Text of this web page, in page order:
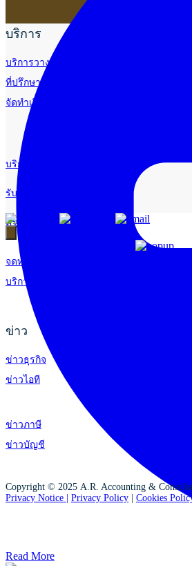
Read More
บริการ
บริการวางระบบบัญชี
ที่ปรึกษาวางแผนภาษีอากร
จัดทำเงินเดือน
บริการด้านใบอนุญาต
รับจัดทำบัญชี
ตรวจสอบบัญชี
จดทะเบียนธุรกิจ
บริการ E-Filing
ข่าว
ข่าวธุรกิจ
ข่าวไอที
ข่าวภาษี
ข่าวบัญชี
Copyright © 2025 A.R. Accounting &
Privacy Notice |
Privacy Policy Cookies